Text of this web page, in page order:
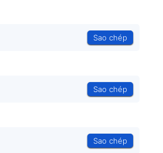
Sao chép
Sao chép
Sao chép